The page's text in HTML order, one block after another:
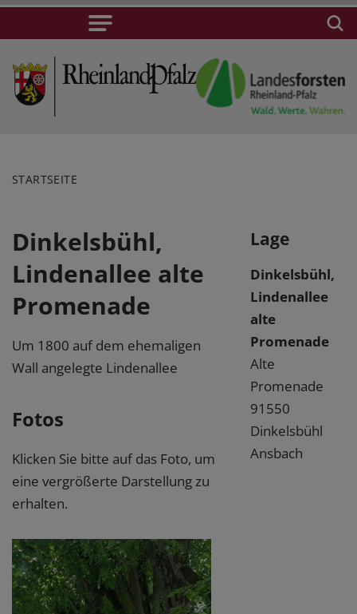
STARTSEITE
Dinkelsbühl,
Lindenallee alte
Promenade
Um 1800 auf dem ehemaligen
Wall angelegte Lindenallee
Fotos
Klicken Sie bitte auf das Foto, um
eine vergrößerte Darstellung zu
erhalten.
Lage
Dinkelsbühl,
Lindenallee
alte
Promenade
Alte
Promenade
91550
Dinkelsbühl
Ansbach